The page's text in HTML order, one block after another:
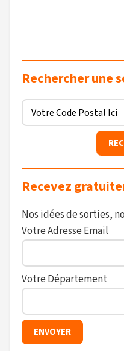
Rechercher une
Recevez
Nos idées de sorties,
Votre Adresse Email
Votre Département